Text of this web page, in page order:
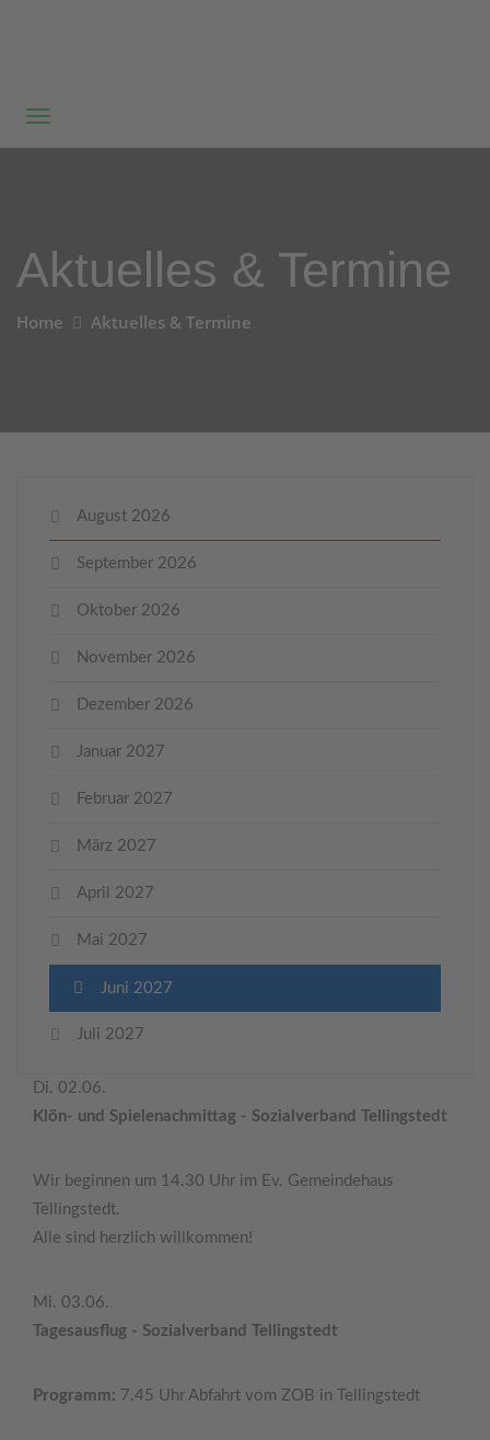
Aktuelles & Termine
Home Aktuelles & Termine
August 2026
September 2026
Oktober 2026
November 2026
Dezember 2026
Januar 2027
Februar 2027
März 2027
April 2027
Mai 2027
Juni 2027
Juli 2027
Di. 02.06.
Klön- und Spielenachmittag - Sozialverband Tellingstedt
Wir beginnen um 14.30 Uhr im Ev. Gemeindehaus
Tellingstedt.
Alle sind herzlich willkommen!
Mi. 03.06.
Tagesausflug - Sozialverband Tellingstedt
Programm: 7.45 Uhr Abfahrt vom ZOB in Tellingstedt